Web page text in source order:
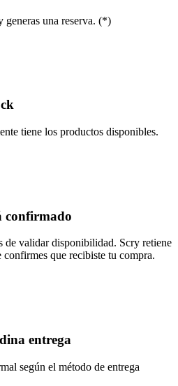
generas una reserva. (*)
tiene los productos disponibles.
confirmado
de validar disponibilidad. Scry retiene
que recibiste tu compra.
entrega
según el método de entrega